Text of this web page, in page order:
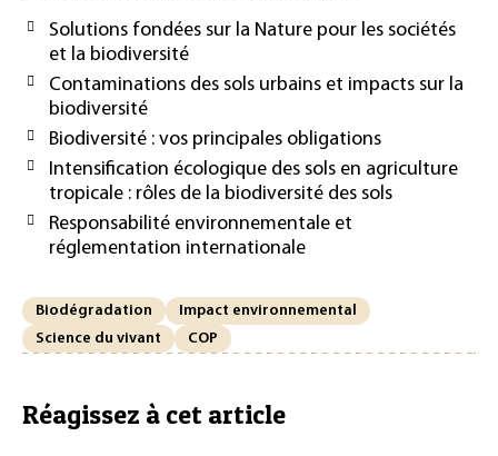
Solutions fondées sur la Nature pour les sociétés
et la biodiversité
Contaminations des sols urbains et impacts sur la
biodiversité
Biodiversité : vos principales obligations
Intensification écologique des sols en agriculture
tropicale : rôles de la biodiversité des sols
Responsabilité environnementale et
réglementation internationale
Biodégradation
Impact environnemental
Science du vivant
COP
Réagissez à cet article